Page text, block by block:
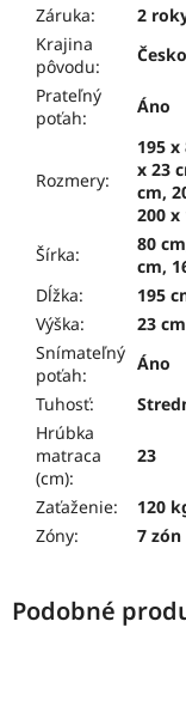
Záruka:
2
Krajina
pôvodu:
Česko
Prateľný
poťah:
Áno
Rozmery:
195 x
x 23
cm,
200 x
Šírka:
80
cm,
Dĺžka:
195
Výška:
23 cm
Snímateľný
poťah:
Áno
Tuhosť:
Hrúbka
matraca
(cm):
23
Zaťaženie:
120
Zóny: 7 zón